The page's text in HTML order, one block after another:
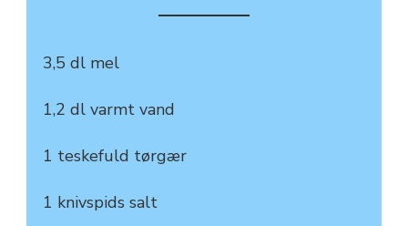
3,5 dl mel
1,2 dl varmt vand
1 teskefuld tørgær
1 knivspids salt